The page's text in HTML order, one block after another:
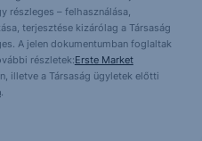
részleges – felhasználása,
terjesztése kizárólag a Társaság
A jelen dokumentumban foglaltak
részletek:Erste Market
illetve a Társaság ügyletek előtti
.